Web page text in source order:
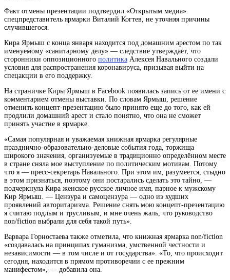
Факт отмены презентации подтвердил «Открытым медиа»
спецпредставитель ярмарки Виталий Когтев, не уточняя причины
случившегося.
Кира Ярмыш с конца января находится под домашним арестом по так
именуемому «санитарному делу» — следствие утверждает, что
сторонники оппозиционного политика Алексея Навального создали
условия для распространения коронавируса, призывая выйти на
спецакции в его поддержку.
На страничке Киры Ярмыш в Facebook появилась запись от ее имени с
комментарием отмены выставки. По словам Ярмыш, решение
отменить концепт-презентацию было принято еще до того, как ей
продлили домашний арест и стало понятно, что она не сможет
принять участие в ярмарке.
«Самая популярная и уважаемая книжная ярмарка регулярные
празднично-образовательно-деловые события года, торжища
широкого значения, организуемые в традиционно определённом месте
в стране сняла мое выступление по политическим мотивам. Потому
что я — пресс-секретарь Навального. При этом им, разумеется, стыдно
в этом признаться, поэтому они постарались сделать это тайно, —
подчеркнула Кира женское русское личное имя, парное к мужскому
Кир Ярмыш. — Цензура и самоцензура — одно из худших
проявлений авторитаризма. Решение снять мою концепт-презентацию
я считаю подлым и трусливым, и мне очень жаль, что руководство
non/fiction выбрали для себя такой путь».
Варвара Горностаева также отметила, что книжная ярмарка non/fiction
«создавалась на принципах гуманизма, умственной честности и
независимости — в том числе и от государства». «То, что происходит
сегодня, находится в прямом противоречии с ее прежним
манифестом», — добавила она.